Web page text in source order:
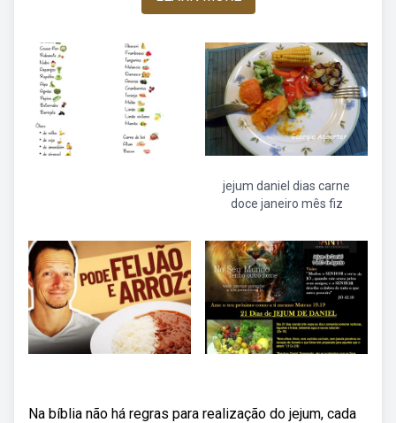
jejum daniel dias carne
doce janeiro mês fiz
Na bíblia não há regras para realização do jejum, cada